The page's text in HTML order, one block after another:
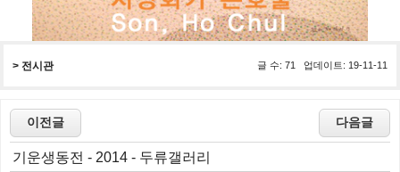
글 수: 71 업데이트: 19-11-11
> 전시관
기운생동전 - 2014 - 두류갤러리